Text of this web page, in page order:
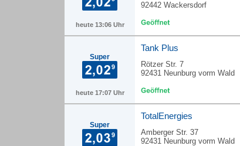
heute 13:06 Uhr
92442 Wackersdorf
Super
heute 17:07 Uhr
Tank Plus
Rötzer Str. 7
92431 Neunburg vorm Wald
Super
TotalEnergies
Amberger Str. 37
92431 Neunburg vorm Wald